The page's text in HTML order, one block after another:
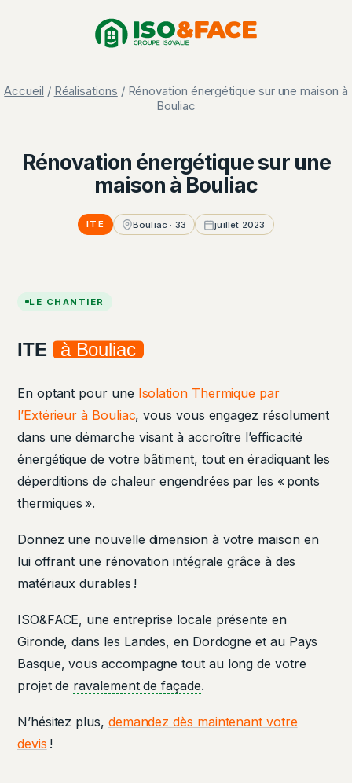
Accueil / Réalisations / Rénovation énergétique sur une maison à
Bouliac
Rénovation énergétique sur une
maison à Bouliac
ITE Bouliac · 33 juillet 2023
LE CHANTIER
ITE à Bouliac
En optant pour une Isolation Thermique par
l’Extérieur à Bouliac, vous vous engagez résolument
dans une démarche visant à accroître l’efficacité
énergétique de votre bâtiment, tout en éradiquant les
déperditions de chaleur engendrées par les « ponts
thermiques ».
Donnez une nouvelle dimension à votre maison en
lui offrant une rénovation intégrale grâce à des
matériaux durables !
ISO&FACE, une entreprise locale présente en
Gironde, dans les Landes, en Dordogne et au Pays
Basque, vous accompagne tout au long de votre
projet de ravalement de façade.
N’hésitez plus, demandez dès maintenant votre
devis !